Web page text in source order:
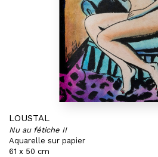
LOUSTAL
Nu au fétiche II
Aquarelle sur papier
61 x 50 cm